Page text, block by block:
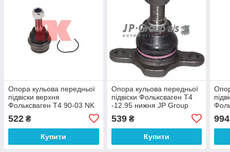
Опора кульова передньої
підвіски верхня
Фольксваген Т4 90-03 NK
522 ₴
Купити
Опора кульова передньої
підвіски Фольксваген Т4
-12.95 нижня JP Group
539₴
Купити
994